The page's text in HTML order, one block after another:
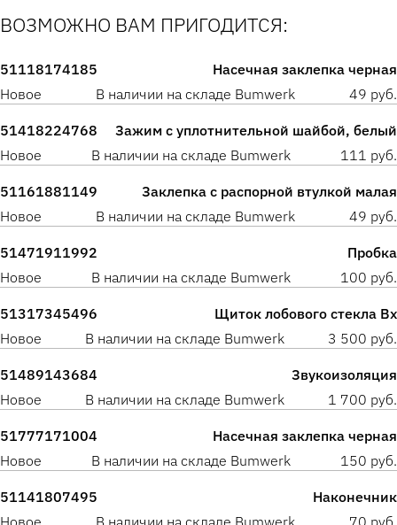
ВОЗМОЖНО ВАМ ПРИГОДИТСЯ:
51118174185
Насечная заклепка черная
Новое
В наличии на складе Bumwerk 49 руб.
51418224768
Зажим с уплотнительной шайбой, белый
Новое
В наличии на складе Bumwerk 111 руб.
51161881149
Заклепка с распорной втулкой малая
Новое
В наличии на складе Bumwerk 49 руб.
51471911992
Пробка
Новое
В наличии на складе Bumwerk 100 руб.
51317345496
Щиток лобового стекла Вх
Новое
В наличии на складе Bumwerk 3 500 руб.
51489143684
Звукоизоляция
Новое
В наличии на складе Bumwerk 1 700 руб.
51777171004
Насечная заклепка черная
Новое
В наличии на складе Bumwerk 150 руб.
51141807495
Наконечник